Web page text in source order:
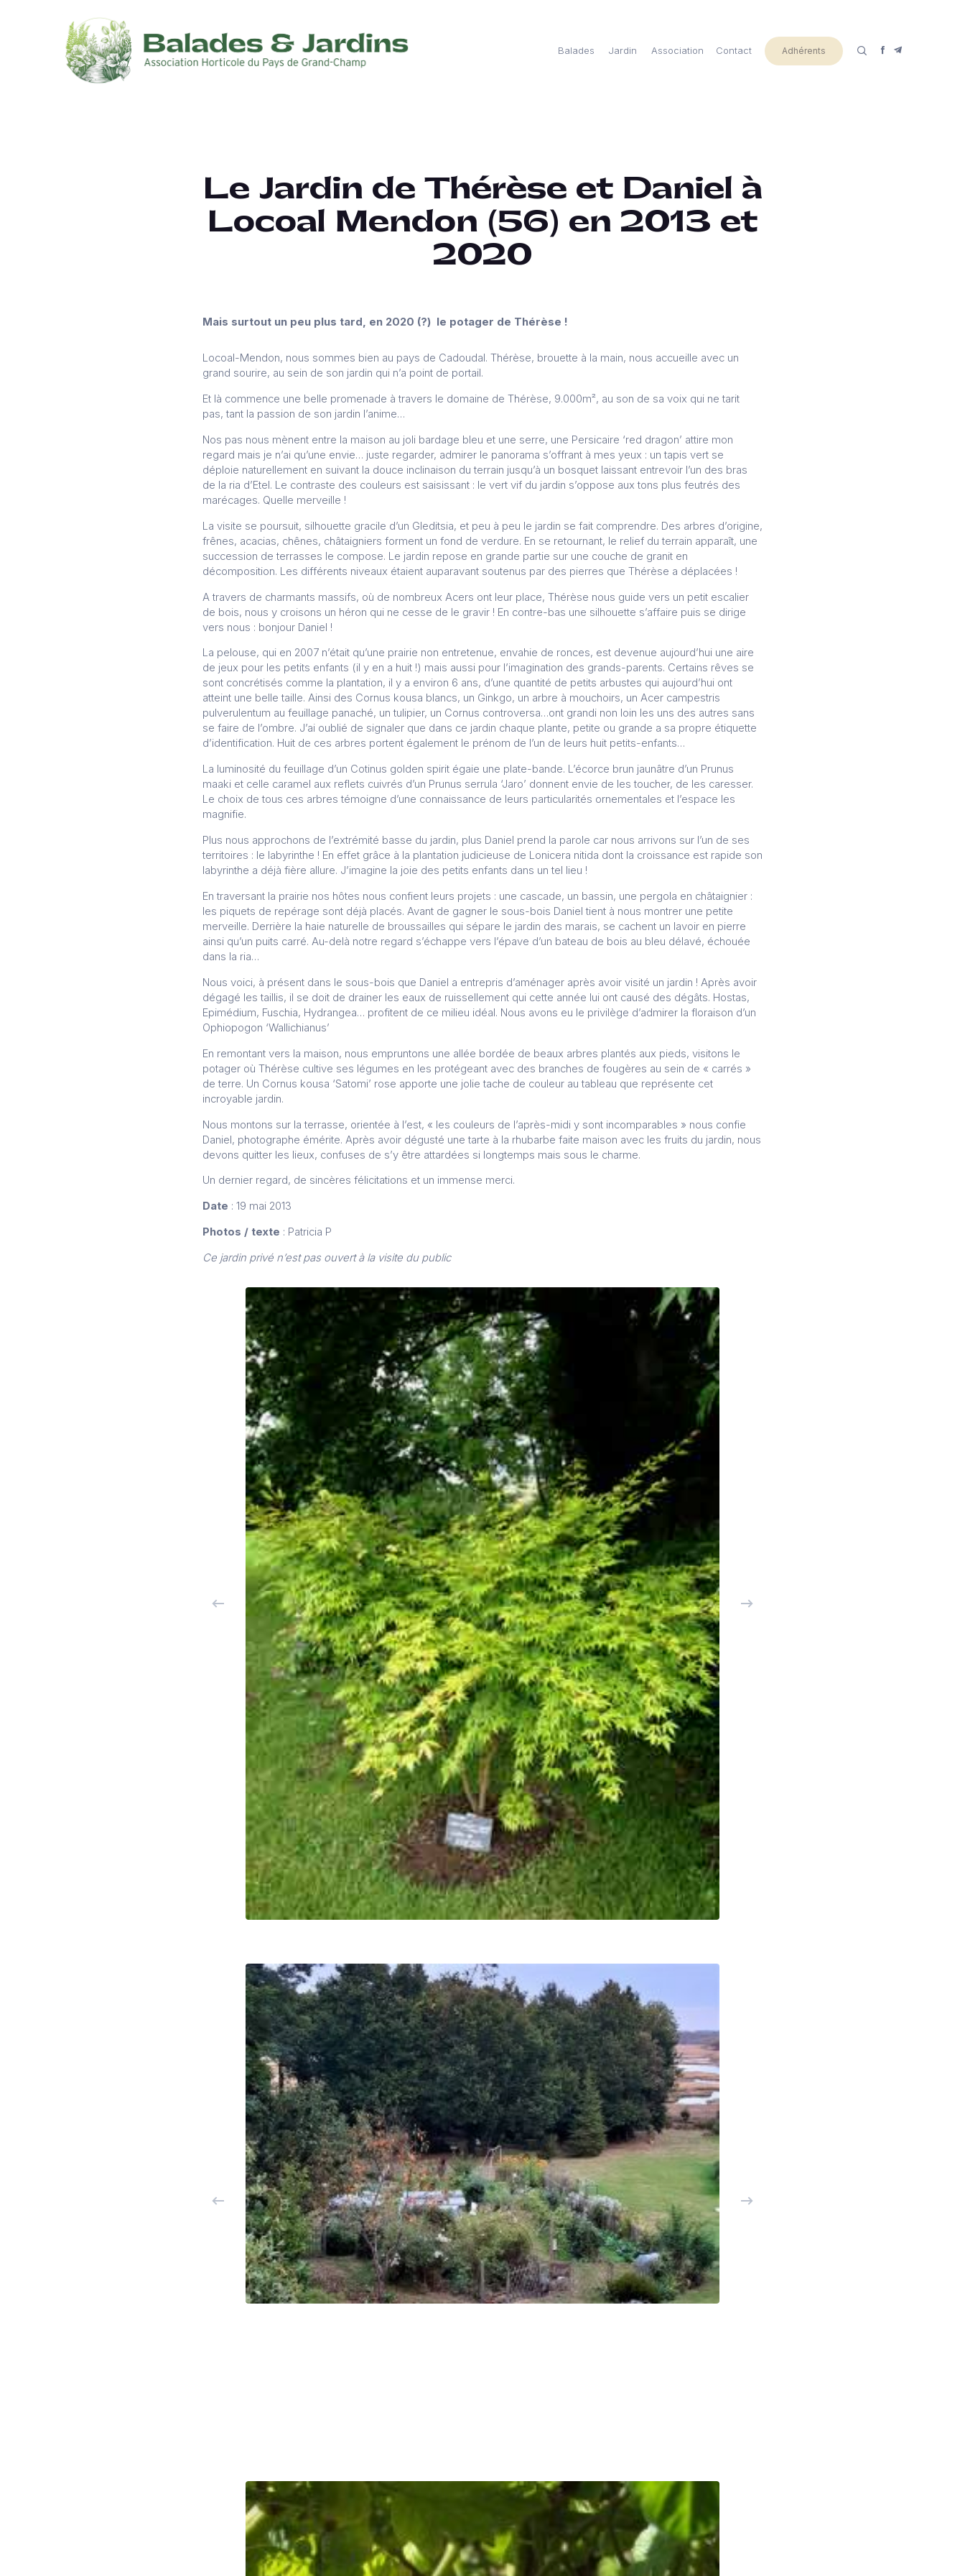
Balades Jardin Association Adhérents
Contact
Le Jardin de Thérèse et Daniel à
Locoal Mendon (56) en 2013 et
2020
Mais surtout un peu plus tard, en 2020 (?) le potager de Thérèse !
Locoal-Mendon, nous sommes bien au pays de Cadoudal. Thérèse, brouette à la main, nous accueille avec un
grand sourire, au sein de son jardin qui n’a point de portail.
Et là commence une belle promenade à travers le domaine de Thérèse, 9.000m², au son de sa voix qui ne tarit
pas, tant la passion de son jardin l’anime…
Nos pas nous mènent entre la maison au joli bardage bleu et une serre, une Persicaire ‘red dragon’ attire mon
regard mais je n’ai qu’une envie… juste regarder, admirer le panorama s’offrant à mes yeux : un tapis vert se
déploie naturellement en suivant la douce inclinaison du terrain jusqu’à un bosquet laissant entrevoir l’un des bras
de la ria d’Etel. Le contraste des couleurs est saisissant : le vert vif du jardin s’oppose aux tons plus feutrés des
marécages. Quelle merveille !
La visite se poursuit, silhouette gracile d’un Gleditsia, et peu à peu le jardin se fait comprendre. Des arbres d’origine,
frênes, acacias, chênes, châtaigniers forment un fond de verdure. En se retournant, le relief du terrain apparaît, une
succession de terrasses le compose. Le jardin repose en grande partie sur une couche de granit en
décomposition. Les différents niveaux étaient auparavant soutenus par des pierres que Thérèse a déplacées !
A travers de charmants massifs, où de nombreux Acers ont leur place, Thérèse nous guide vers un petit escalier
de bois, nous y croisons un héron qui ne cesse de le gravir ! En contre-bas une silhouette s’affaire puis se dirige
vers nous : bonjour Daniel !
La pelouse, qui en 2007 n’était qu’une prairie non entretenue, envahie de ronces, est devenue aujourd’hui une aire
de jeux pour les petits enfants (il y en a huit !) mais aussi pour l’imagination des grands-parents. Certains rêves se
sont concrétisés comme la plantation, il y a environ 6 ans, d’une quantité de petits arbustes qui aujourd’hui ont
atteint une belle taille. Ainsi des Cornus kousa blancs, un Ginkgo, un arbre à mouchoirs, un Acer campestris
pulverulentum au feuillage panaché, un tulipier, un Cornus controversa…ont grandi non loin les uns des autres sans
se faire de l’ombre. J’ai oublié de signaler que dans ce jardin chaque plante, petite ou grande a sa propre étiquette
d’identification. Huit de ces arbres portent également le prénom de l’un de leurs huit petits-enfants…
La luminosité du feuillage d’un Cotinus golden spirit égaie une plate-bande. L’écorce brun jaunâtre d’un Prunus
maaki et celle caramel aux reflets cuivrés d’un Prunus serrula ‘Jaro’ donnent envie de les toucher, de les caresser.
Le choix de tous ces arbres témoigne d’une connaissance de leurs particularités ornementales et l’espace les
magnifie.
Plus nous approchons de l’extrémité basse du jardin, plus Daniel prend la parole car nous arrivons sur l’un de ses
territoires : le labyrinthe ! En effet grâce à la plantation judicieuse de Lonicera nitida dont la croissance est rapide son
labyrinthe a déjà fière allure. J’imagine la joie des petits enfants dans un tel lieu !
En traversant la prairie nos hôtes nous confient leurs projets : une cascade, un bassin, une pergola en châtaignier :
les piquets de repérage sont déjà placés. Avant de gagner le sous-bois Daniel tient à nous montrer une petite
merveille. Derrière la haie naturelle de broussailles qui sépare le jardin des marais, se cachent un lavoir en pierre
ainsi qu’un puits carré. Au-delà notre regard s’échappe vers l’épave d’un bateau de bois au bleu délavé, échouée
dans la ria…
Nous voici, à présent dans le sous-bois que Daniel a entrepris d’aménager après avoir visité un jardin ! Après avoir
dégagé les taillis, il se doit de drainer les eaux de ruissellement qui cette année lui ont causé des dégâts. Hostas,
Epimédium, Fuschia, Hydrangea… profitent de ce milieu idéal. Nous avons eu le privilège d’admirer la floraison d’un
Ophiopogon ‘Wallichianus’
En remontant vers la maison, nous empruntons une allée bordée de beaux arbres plantés aux pieds, visitons le
potager où Thérèse cultive ses légumes en les protégeant avec des branches de fougères au sein de « carrés »
de terre. Un Cornus kousa ‘Satomi’ rose apporte une jolie tache de couleur au tableau que représente cet
incroyable jardin.
Nous montons sur la terrasse, orientée à l’est, « les couleurs de l’après-midi y sont incomparables » nous confie
Daniel, photographe émérite. Après avoir dégusté une tarte à la rhubarbe faite maison avec les fruits du jardin, nous
devons quitter les lieux, confuses de s’y être attardées si longtemps mais sous le charme.
Un dernier regard, de sincères félicitations et un immense merci.
Date : 19 mai 2013
Photos / texte : Patricia P
Ce jardin privé n’est pas ouvert à la visite du public